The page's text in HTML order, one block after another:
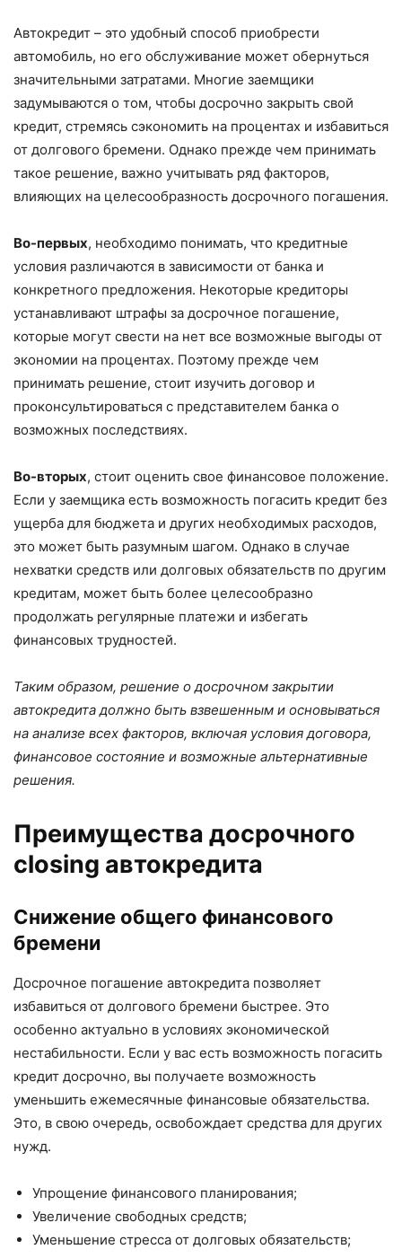
Автокредит – это удобный способ приобрести
автомобиль, но его обслуживание может обернуться
значительными затратами. Многие заемщики
задумываются о том, чтобы досрочно закрыть свой
кредит, стремясь сэкономить на процентах и избавиться
от долгового бремени. Однако прежде чем принимать
такое решение, важно учитывать ряд факторов,
влияющих на целесообразность досрочного погашения.
Во-первых, необходимо понимать, что кредитные
условия различаются в зависимости от банка и
конкретного предложения. Некоторые кредиторы
устанавливают штрафы за досрочное погашение,
которые могут свести на нет все возможные выгоды от
экономии на процентах. Поэтому прежде чем
принимать решение, стоит изучить договор и
проконсультироваться с представителем банка о
возможных последствиях.
Во-вторых, стоит оценить свое финансовое положение.
Если у заемщика есть возможность погасить кредит без
ущерба для бюджета и других необходимых расходов,
это может быть разумным шагом. Однако в случае
нехватки средств или долговых обязательств по другим
кредитам, может быть более целесообразно
продолжать регулярные платежи и избегать
финансовых трудностей.
Таким образом, решение о досрочном закрытии
автокредита должно быть взвешенным и основываться
на анализе всех факторов, включая условия договора,
финансовое состояние и возможные альтернативные
решения.
Преимущества досрочного
closing автокредита
Снижение общего финансового
бремени
Досрочное погашение автокредита позволяет
избавиться от долгового бремени быстрее. Это
особенно актуально в условиях экономической
нестабильности. Если у вас есть возможность погасить
кредит досрочно, вы получаете возможность
уменьшить ежемесячные финансовые обязательства.
Это, в свою очередь, освобождает средства для других
нужд.
Упрощение финансового планирования;
Увеличение свободных средств;
Уменьшение стресса от долговых обязательств;